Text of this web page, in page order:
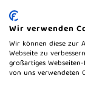
Wir verwenden
Wir können diese zur
Webseite zu
großartiges
von uns verwendeten